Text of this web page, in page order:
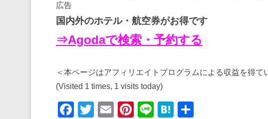
広告
国内外のホテル・航空券がお得です
⇒Agodaで検索・予約する
＜本ページはアフィリエイトプログラムによる収益を得て
(Visited 1 times, 1 visits today)
F
T
E
Pi
Li
H